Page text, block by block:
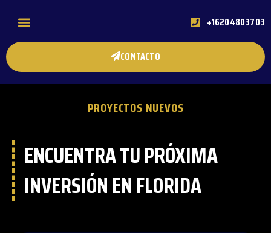
+16204803703
CONTACTO
PROYECTOS NUEVOS
ENCUENTRA TU PRÓXIMA
INVERSIÓN EN FLORIDA